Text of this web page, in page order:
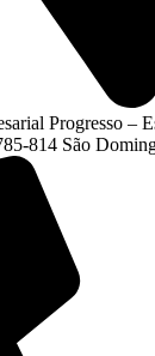
Progresso –
814 São